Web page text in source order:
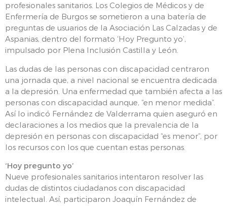
profesionales sanitarios. Los Colegios de Médicos y de
Enfermería de Burgos se sometieron a una batería de
preguntas de usuarios de la Asociación Las Calzadas y de
Aspanias, dentro del formato ‘Hoy Pregunto yo’,
impulsado por Plena Inclusión Castilla y León.
Las dudas de las personas con discapacidad centraron
una jornada que, a nivel nacional se encuentra dedicada
a la depresión. Una enfermedad que también afecta a las
personas con discapacidad aunque, “en menor medida”.
Así lo indicó Fernández de Valderrama quien aseguró en
declaraciones a los medios que la prevalencia de la
depresión en personas con discapacidad “es menor”, por
los recursos con los que cuentan estas personas.
‘Hoy pregunto yo’
Nueve profesionales sanitarios intentaron resolver las
dudas de distintos ciudadanos con discapacidad
intelectual. Así, participaron Joaquín Fernández de